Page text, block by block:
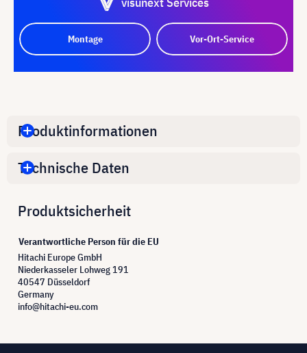
Montage Vor-Ort-Service
Produktinformationen
Technische Daten
Produktsicherheit
Verantwortliche Person für die EU
Hitachi Europe GmbH
Niederkasseler Lohweg 191
40547 Düsseldorf
Germany
info@hitachi-eu.com